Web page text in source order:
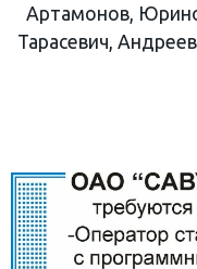
Артамонов,
Тарасевич,